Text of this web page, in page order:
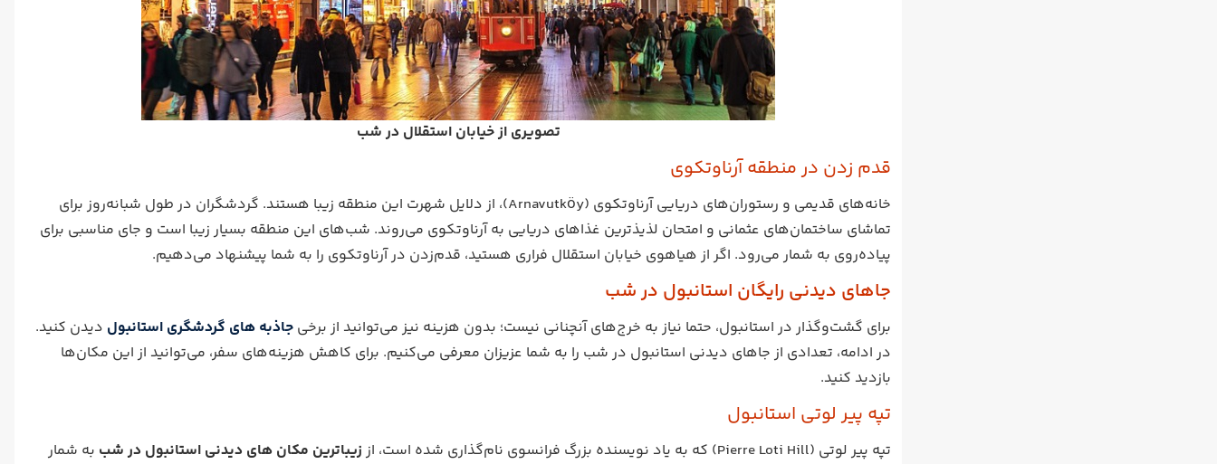
تصویری از خیابان استقلال در شب
قدم زدن در منطقه آرناوتکوی
خانه‌های قدیمی و رستوران‌های دریایی آرناوتکوی (Arnavutköy)، از دلایل شهرت این منطقه زیبا هستند. گردشگران در طول شبانه‌روز برای
تماشای ساختمان‌های عثمانی و امتحان لذیذترین غذاهای دریایی به آرناوتکوی می‌روند. شب‌های این منطقه بسیار زیبا است و جای مناسبی برای
پیاده‌روی به شمار می‌رود. اگر از هیاهوی خیابان استقلال فراری هستید، قدم‌زدن در آرناوتکوی را به شما پیشنهاد می‌دهیم.
جاهای دیدنی رایگان استانبول در شب
برای گشت‌وگذار در استانبول، حتما نیاز به خرج‌های آنچنانی نیست؛ بدون هزینه نیز می‌توانید از برخی جاذبه‌ های گردشگری استانبول دیدن کنید.
در ادامه، تعدادی از جاهای دیدنی استانبول در شب را به شما عزیزان معرفی می‌کنیم. برای کاهش هزینه‌های سفر، می‌توانید از این مکان‌ها
بازدید کنید.
تپه پیر لوتی استانبول
تپه پیر لوتی (Pierre Loti Hill) که به یاد نویسنده بزرگ فرانسوی نام‌گذاری شده است، از زیباترین مکان های دیدنی استانبول در شب به شمار